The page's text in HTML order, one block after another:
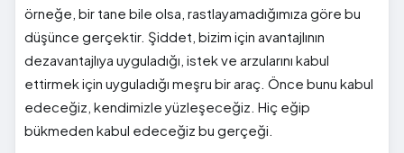
örneğe, bir tane bile olsa, rastlayamadığımıza göre bu
düşünce gerçektir. Şiddet, bizim için avantajlının
dezavantajlıya uyguladığı, istek ve arzularını kabul
ettirmek için uyguladığı meşru bir araç. Önce bunu kabul
edeceğiz, kendimizle yüzleşeceğiz. Hiç eğip
bükmeden kabul edeceğiz bu gerçeği.